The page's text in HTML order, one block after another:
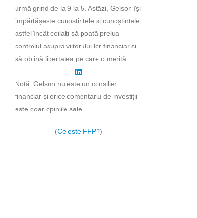
urmă grind de la 9 la 5. Astăzi, Gelson își
împărtășește cunoștințele și cunoștințele,
astfel încât ceilalți să poată prelua
controlul asupra viitorului lor financiar și
să obțină libertatea pe care o merită.
Notă: Gelson nu este un consilier
financiar și orice comentariu de investiții
este doar opiniile sale.
(Ce este FFP?)